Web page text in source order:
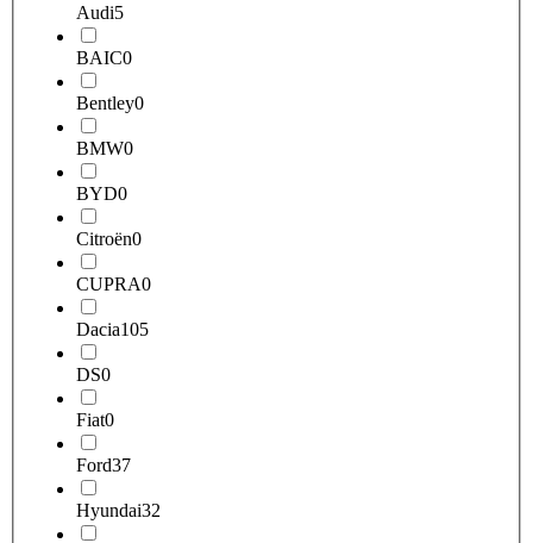
Audi5
BAIC0
Bentley0
BMW0
BYD0
Citroën0
CUPRA0
Dacia105
DS0
Fiat0
Ford37
Hyundai32